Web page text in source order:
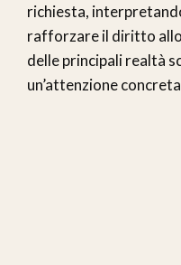
richiesta,
rafforzare il diritto
delle principali realtà
un’attenzione